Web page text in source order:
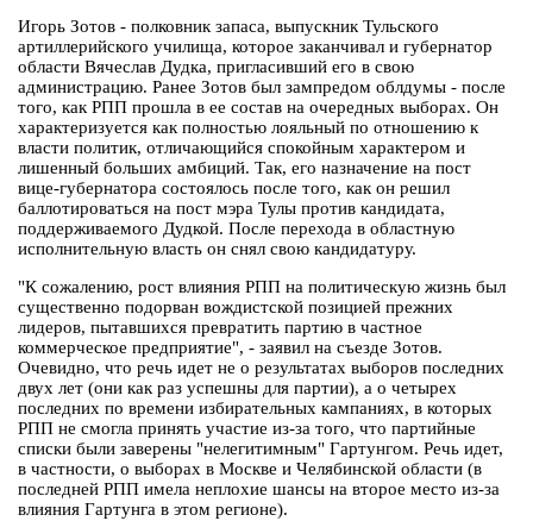
Игорь Зотов - полковник запаса, выпускник Тульского
артиллерийского училища, которое заканчивал и губернатор
области Вячеслав Дудка, пригласивший его в свою
администрацию. Ранее Зотов был зампредом облдумы - после
того, как РПП прошла в ее состав на очередных выборах. Он
характеризуется как полностью лояльный по отношению к
власти политик, отличающийся спокойным характером и
лишенный больших амбиций. Так, его назначение на пост
вице-губернатора состоялось после того, как он решил
баллотироваться на пост мэра Тулы против кандидата,
поддерживаемого Дудкой. После перехода в областную
исполнительную власть он снял свою кандидатуру.
"К сожалению, рост влияния РПП на политическую жизнь был
существенно подорван вождистской позицией прежних
лидеров, пытавшихся превратить партию в частное
коммерческое предприятие", - заявил на съезде Зотов.
Очевидно, что речь идет не о результатах выборов последних
двух лет (они как раз успешны для партии), а о четырех
последних по времени избирательных кампаниях, в которых
РПП не смогла принять участие из-за того, что партийные
списки были заверены "нелегитимным" Гартунгом. Речь идет,
в частности, о выборах в Москве и Челябинской области (в
последней РПП имела неплохие шансы на второе место из-за
влияния Гартунга в этом регионе).